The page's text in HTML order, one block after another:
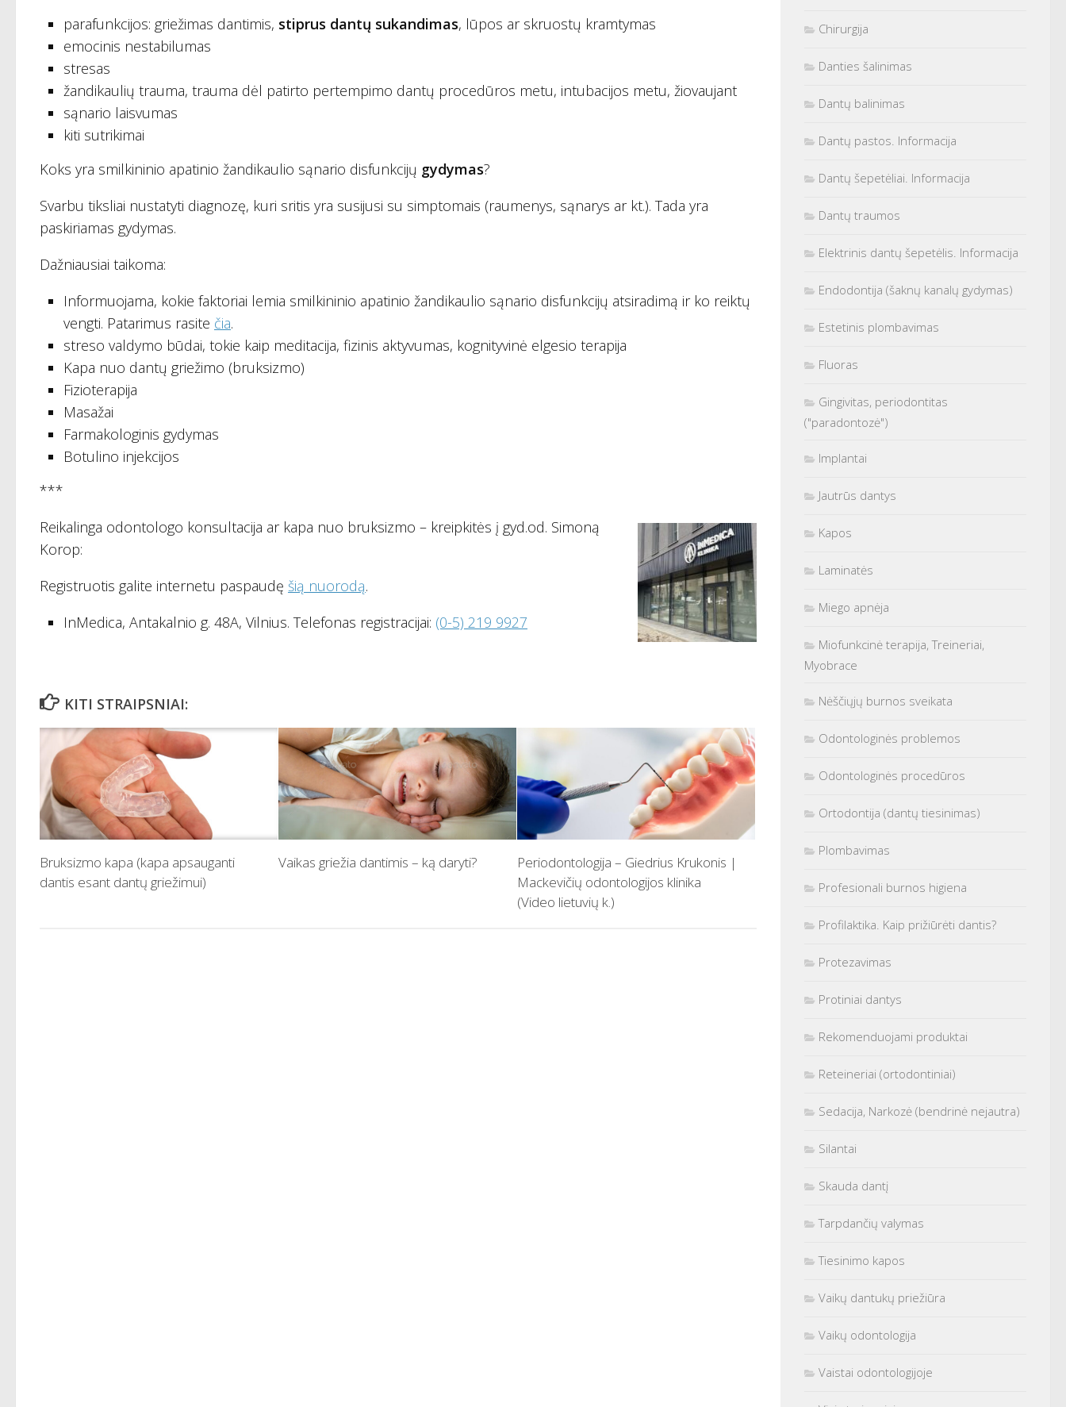
parafunkcijos: griežimas dantimis, stiprus dantų sukandimas, lūpos ar skruostų kramtymas
emocinis nestabilumas
stresas
žandikaulių trauma, trauma dėl patirto pertempimo dantų procedūros metu, intubacijos metu, žiovaujant
sąnario laisvumas
kiti sutrikimai
Koks yra smilkininio apatinio žandikaulio sąnario disfunkcijų gydymas?
Svarbu tiksliai nustatyti diagnozę, kuri sritis yra susijusi su simptomais (raumenys, sąnarys ar kt.). Tada yra
paskiriamas gydymas.
Dažniausiai taikoma:
Informuojama, kokie faktoriai lemia smilkininio apatinio žandikaulio sąnario disfunkcijų atsiradimą ir ko reiktų
vengti. Patarimus rasite čia.
streso valdymo būdai, tokie kaip meditacija, fizinis aktyvumas, kognityvinė elgesio terapija
Kapa nuo dantų griežimo (bruksizmo)
Fizioterapija
Masažai
Farmakologinis gydymas
Botulino injekcijos
***
Reikalinga odontologo konsultacija ar kapa nuo bruksizmo – kreipkitės į gyd.od. Simoną
Korop:
Registruotis galite internetu paspaudę šią nuorodą.
InMedica, Antakalnio g. 48A, Vilnius. Telefonas registracijai: (0-5) 219 9927
KITI STRAIPSNIAI:
Bruksizmo kapa (kapa apsauganti
dantis esant dantų griežimui)
Vaikas griežia dantimis – ką daryti?
Periodontologija – Giedrius Krukonis |
Mackevičių odontologijos klinika
(Video lietuvių k.)
Chirurgija
Danties šalinimas
Dantų balinimas
Dantų pastos. Informacija
Dantų šepetėliai. Informacija
Dantų traumos
Elektrinis dantų šepetėlis. Informacija
Endodontija (šaknų kanalų gydymas)
Estetinis plombavimas
Fluoras
Gingivitas, periodontitas
("paradontozė")
Implantai
Jautrūs dantys
Kapos
Laminatės
Miego apnėja
Miofunkcinė terapija, Treineriai,
Myobrace
Nėščiųjų burnos sveikata
Odontologinės problemos
Odontologinės procedūros
Ortodontija (dantų tiesinimas)
Plombavimas
Profesionali burnos higiena
Profilaktika. Kaip prižiūrėti dantis?
Protezavimas
Protiniai dantys
Rekomenduojami produktai
Reteineriai (ortodontiniai)
Sedacija, Narkozė (bendrinė nejautra)
Silantai
Skauda dantį
Tarpdančių valymas
Tiesinimo kapos
Vaikų dantukų priežiūra
Vaikų odontologija
Vaistai odontologijoje